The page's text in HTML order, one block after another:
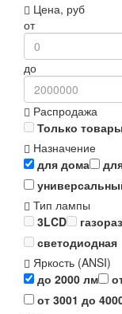
Цена, руб
от
до
Распродажа
Только
Назначение
для дома
Тип лампы
3LCD
светодиодная
Яркость (ANSI)
до 2000 лм
от 3001 до